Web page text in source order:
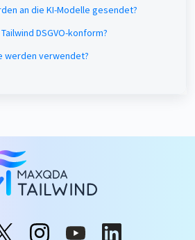
an die KI-Modelle gesendet?
DSGVO-konform?
werden verwendet?